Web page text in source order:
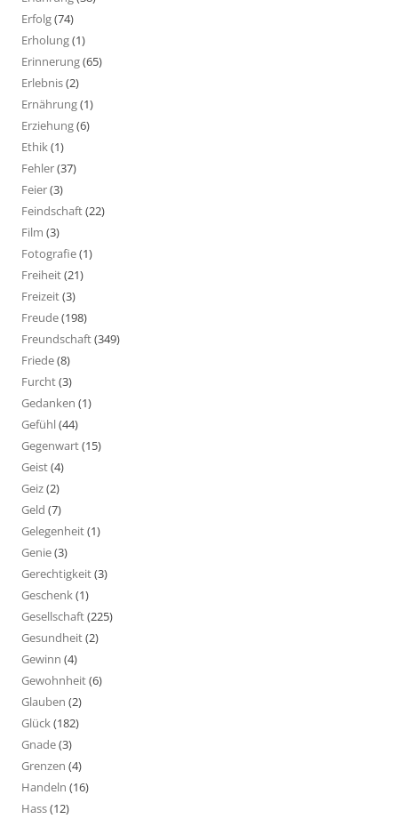
Erfolg(74)
Erholung(1)
Erinnerung(65)
Erlebnis(2)
Ernährung(1)
Erziehung(6)
Ethik(1)
Fehler(37)
Feier(3)
Feindschaft(22)
Film (3)
Fotografie(1)
Freiheit(21)
Freizeit(3)
Freude(198)
Freundschaft(349)
Friede(8)
Furcht(3)
Gedanken (1)
Gefühl(44)
Gegenwart(15)
Geist(4)
Geiz(2)
Geld (7)
Gelegenheit(1)
Genie(3)
Gerechtigkeit(3)
Geschenk(1)
Gesellschaft(225)
Gesundheit(2)
Gewinn (4)
Gewohnheit(6)
Glauben (2)
Glück(182)
Gnade(3)
Grenzen (4)
Handeln (16)
Hass(12)